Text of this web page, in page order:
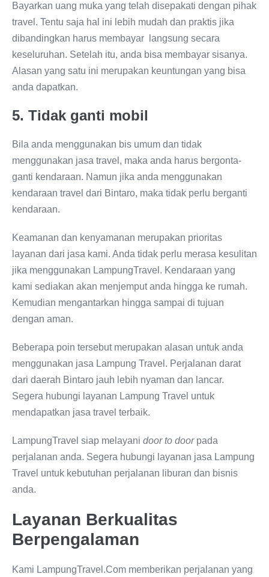
Bayarkan uang muka yang telah disepakati dengan pihak
travel. Tentu saja hal ini lebih mudah dan praktis jika
dibandingkan harus membayar langsung secara
keseluruhan. Setelah itu, anda bisa membayar sisanya.
Alasan yang satu ini merupakan keuntungan yang bisa
anda dapatkan.
5. Tidak ganti mobil
Bila anda menggunakan bis umum dan tidak
menggunakan jasa travel, maka anda harus bergonta-
ganti kendaraan. Namun jika anda menggunakan
kendaraan travel dari Bintaro, maka tidak perlu berganti
kendaraan.
Keamanan dan kenyamanan merupakan prioritas
layanan dari jasa kami. Anda tidak perlu merasa kesulitan
jika menggunakan LampungTravel. Kendaraan yang
kami sediakan akan menjemput anda hingga ke rumah.
Kemudian mengantarkan hingga sampai di tujuan
dengan aman.
Beberapa poin tersebut merupakan alasan untuk anda
menggunakan jasa Lampung Travel. Perjalanan darat
dari daerah Bintaro jauh lebih nyaman dan lancar.
Segera hubungi layanan Lampung Travel untuk
mendapatkan jasa travel terbaik.
LampungTravel siap melayani door to doorpada
perjalanan anda. Segera hubungi layanan jasa Lampung
Travel untuk kebutuhan perjalanan liburan dan bisnis
anda.
Layanan Berkualitas
Berpengalaman
Kami LampungTravel.Com memberikan perjalanan yang